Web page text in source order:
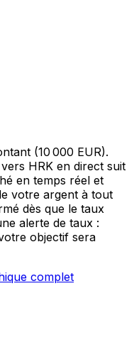
(10 000 EUR).
HRK en direct suit
en temps réel et
votre argent à tout
dès que le taux
alerte de taux :
objectif sera
complet